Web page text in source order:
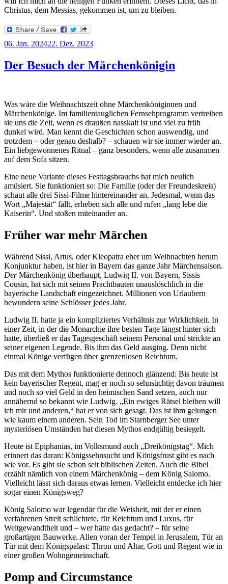
Christus, dem Messias, gekommen ist, um zu bleiben.
Veröffentlicht
06. Jan. 202422. Dez. 2023
Der Besuch der Märchenkönigin
Was wäre die Weihnachtszeit ohne Märchenköniginnen und
Märchenkönige. Im familientauglichen Fernsehprogramm vertreiben
sie uns die Zeit, wenn es draußen nasskalt ist und viel zu früh
dunkel wird. Man kennt die Geschichten schon auswendig, und
trotzdem – oder genau deshalb? – schauen wir sie immer wieder an.
Ein liebgewonnenes Ritual – ganz besonders, wenn alle zusammen
auf dem Sofa sitzen.
Eine neue Variante dieses Festtagsbrauchs hat mich neulich
amüsiert. Sie funktioniert so: Die Familie (oder der Freundeskreis)
schaut alle drei Sissi-Filme hintereinander an. Jedesmal, wenn das
Wort „Majestät“ fällt, erheben sich alle und rufen „lang lebe die
Kaiserin“. Und stoßen miteinander an.
Früher war mehr Märchen
Während Sissi, Artus, oder Kleopatra eher um Weihnachten herum
Konjunktur haben, ist hier in Bayern das ganze Jahr Märchensaison.
DerMärchenkönig überhaupt, Ludwig II. von Bayern, Sissis
Cousin, hat sich mit seinen Prachtbauten unauslöschlich in die
bayerische Landschaft eingezeichnet. Millionen von Urlaubern
bewundern seine Schlösser jedes Jahr.
Ludwig II. hatte ja ein kompliziertes Verhältnis zur Wirklichkeit. In
einer Zeit, in der die Monarchie ihre besten Tage längst hinter sich
hatte, überließ er das Tagesgeschäft seinem Personal und strickte an
seiner eigenen Legende. Bis ihm das Geld ausging. Denn nicht
einmal Könige verfügen über grenzenlosen Reichtum.
Das mit dem Mythos funktionierte dennoch glänzend: Bis heute ist
kein bayerischer Regent, mag er noch so sehnsüchtig davon träumen
und noch so viel Geld in den heimischen Sand setzen, auch nur
annähernd so bekannt wie Ludwig. „Ein ewiges Rätsel bleiben will
ich mir und anderen,“ hat er von sich gesagt. Das ist ihm gelungen
wie kaum einem anderen. Sein Tod im Starnberger See unter
mysteriösen Umständen hat diesen Mythos endgültig besiegelt.
Heute ist Epiphanias, im Volksmund auch „Dreikönigstag“. Mich
erinnert das daran: Königssehnsucht und Königsfrust gibt es nach
wie vor. Es gibt sie schon seit biblischen Zeiten. Auch die Bibel
erzählt nämlich von einem Märchenkönig – dem König Salomo.
Vielleicht lässt sich daraus etwas lernen. Vielleicht entdecke ich hier
sogar einen Königsweg?
König Salomo war legendär für die Weisheit, mit der er einen
verfahrenen Streit schlichtete, für Reichtum und Luxus, für
Weltgewandtheit und – wer hätte das gedacht? – für seine
großartigen Bauwerke. Allen voran der Tempel in Jerusalem, Tür an
Tür mit dem Königspalast: Thron und Altar, Gott und Regent wie in
einer großen Wohngemeinschaft.
Pomp and Circumstance